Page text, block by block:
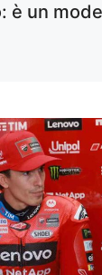
è un